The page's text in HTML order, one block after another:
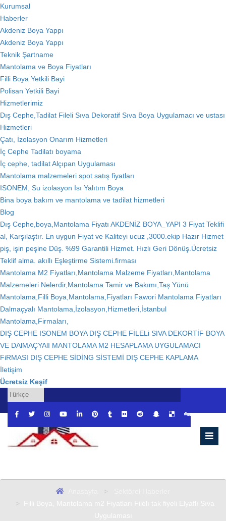
Kurumsal
Haberler
Akdeniz Boya Yappı
Akdeniz Boya Yappı
Teknik Şartname
Mantolama ve Boya Fiyatları
Filli Boya Yetkili Bayi
Polisan Yetkili Bayi
Hizmetlerimiz
Dış Cephe,Tadilat Fileli Sıva Dekoratif Sıva Boya Uygulamacı ve ustası
Hizmetleri
Çatı, İzolasyon Onarım Hizmetleri
İç Cephe Tadilatı boyama
İç cephe, tadilat Alçıpan Uygulaması
Mantolama malzemeleri spot satış fiyatları
ISONEM, Su izolasyon Isı Yalıtım Boya
Bina boya bakım ve mantolama ve tadilat hizmetleri
Blog
Dış Cephe,boya,Mantolama Fiyatı AKDENİZ BOYA_YAPI 3 Fiyat Teklifi
al, Karşılaştır. En uygun Fiyat ve Kaliteyi ucuz ,3000.ekip Hazır Hizmet
piş, işin peşine Düş. %99 Garantili Hizmet. Hızlı Geri Dönüş.Ücretsiz
Teklif alma. akıllı Eşleştirme Sistemi.firması
Mantolama M2 Fiyatları,Mantolama Malzeme Fiyatları,Mantolama
Malzemeleri Nelerdir,Mantolama Tamir ve Bakımı,Taş Yünü
Mantolama,Filli Boya,Mantolama,Fiyatları Fawori Mantolama Fiyatları
Dalmaçyalı Mantolama,İzolasyon,Hizmetleri,İstanbul
Mantolama,Firmaları,
DIŞ CEPHE ISONEM BOYA DIŞ CEPHE FİLELi SIVA DEKORTİF BOYA
VE DAlMAÇYAlI MANTOLAMA M2 HESAPLAMA UYGULAMACI
FiRMASI DIŞ CEPHE SİDİNG SİSTEMİ DIŞ CEPHE KAPLAMA
İletişim
Ücretsiz Keşif
Filli Boya, Mantolama m2 Fiyatları Filelı tak fiyeli Elyaflı Sıva
Uygulaması